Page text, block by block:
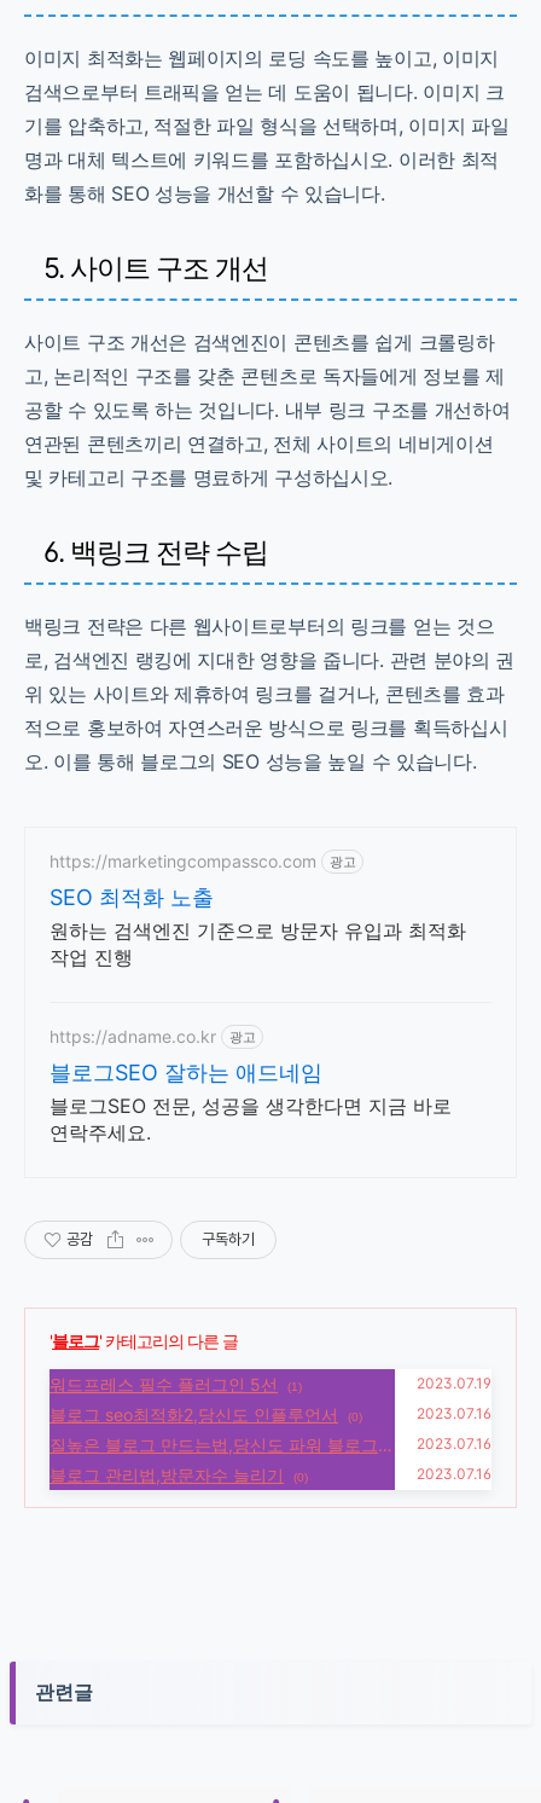
이미지 최적화는 웹페이지의 로딩 속도를 높이고, 이미지
검색으로부터 트래픽을 얻는 데 도움이 됩니다. 이미지 크
기를 압축하고, 적절한 파일 형식을 선택하며, 이미지 파일
명과 대체 텍스트에 키워드를 포함하십시오. 이러한 최적
화를 통해 SEO 성능을 개선할 수 있습니다.
5. 사이트 구조 개선
사이트 구조 개선은 검색엔진이 콘텐츠를 쉽게 크롤링하
고, 논리적인 구조를 갖춘 콘텐츠로 독자들에게 정보를 제
공할 수 있도록 하는 것입니다. 내부 링크 구조를 개선하여
연관된 콘텐츠끼리 연결하고, 전체 사이트의 네비게이션
및 카테고리 구조를 명료하게 구성하십시오.
6. 백링크 전략 수립
백링크 전략은 다른 웹사이트로부터의 링크를 얻는 것으
로, 검색엔진 랭킹에 지대한 영향을 줍니다. 관련 분야의 권
위 있는 사이트와 제휴하여 링크를 걸거나, 콘텐츠를 효과
적으로 홍보하여 자연스러운 방식으로 링크를 획득하십시
오. 이를 통해 블로그의 SEO 성능을 높일 수 있습니다.
https://marketingcompassco.com 광고
SEO 최적화 노출
원하는 검색엔진 기준으로 방문자 유입과 최적화
작업 진행
https://adname.co.kr 광고
블로그SEO 잘하는 애드네임
블로그SEO 전문, 성공을 생각한다면 지금 바로
연락주세요.
공감 구독하기
'블로그' 카테고리의 다른 글
워드프레스 필수 플러그인 5선 (1) 2023.07.19
블로그 seo최적화2,당신도 인플루언서 (0) 2023.07.16
질높은 블로그 만드는법,당신도 파워 블로그
(1)
2023.07.16
블로그 관리법,방문자수 늘리기 (0) 2023.07.16
관련글